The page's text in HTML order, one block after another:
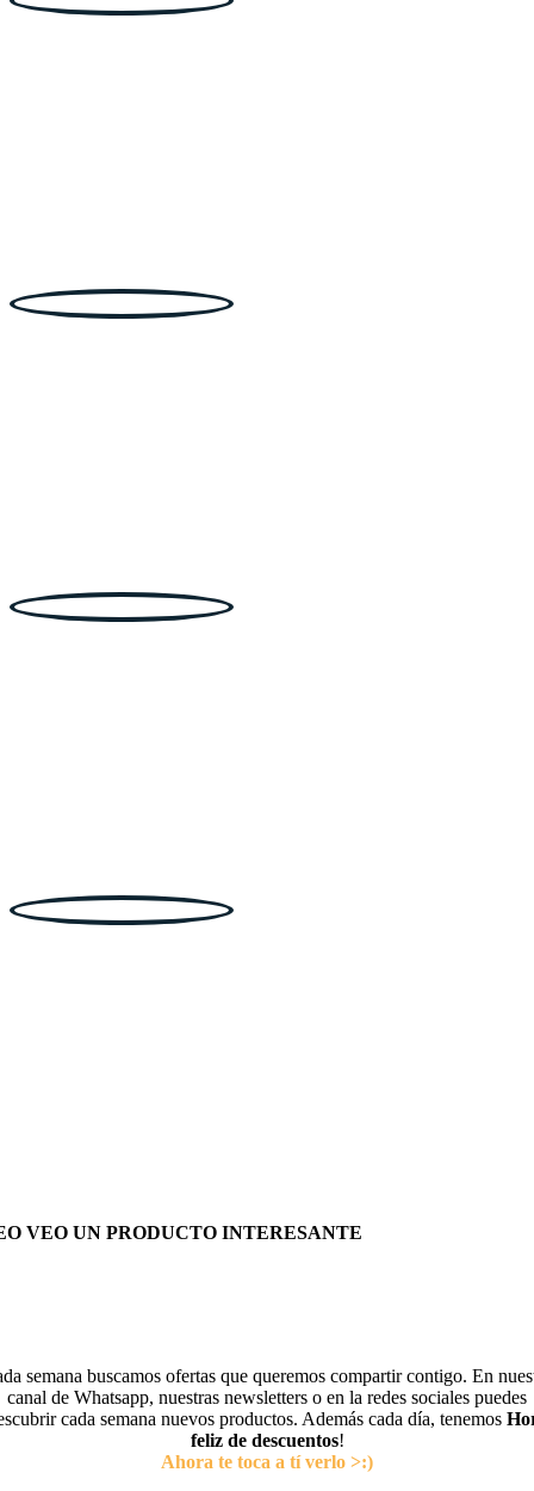
VEO UN PRODUCTO INTERESANTE
semana buscamos ofertas que queremos compartir contigo. En
canal de Whatsapp, nuestras newsletters o en la redes sociales puedes
cada semana nuevos productos. Además cada día, tenemos
feliz de descuentos!
Ahora te toca a tí verlo >:)